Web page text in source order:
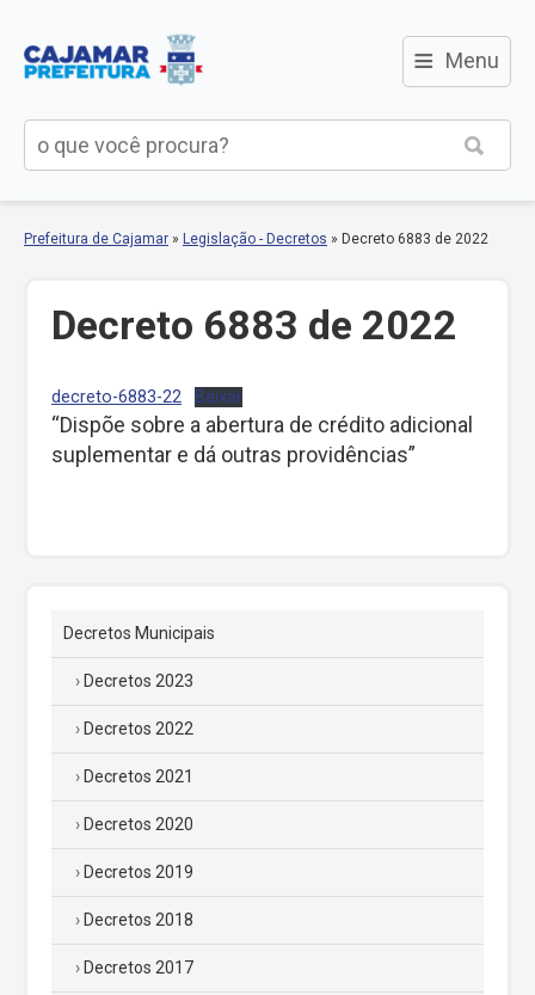
≡ Menu
Prefeitura de Cajamar » Legislação - Decretos » Decreto 6883 de 2022
Decreto 6883 de 2022
decreto-6883-22 Baixar
“Dispõe sobre a abertura de crédito adicional
suplementar e dá outras providências”
Decretos Municipais
Decretos 2023
Decretos 2022
Decretos 2021
Decretos 2020
Decretos 2019
Decretos 2018
Decretos 2017